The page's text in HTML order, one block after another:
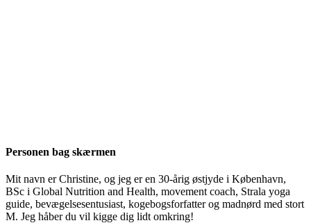
Personen bag skærmen
Mit navn er Christine, og jeg er en 30-årig østjyde i København,
BSc i Global Nutrition and Health, movement coach, Strala yoga
guide, bevægelsesentusiast, kogebogsforfatter og madnørd med stort
M. Jeg håber du vil kigge dig lidt omkring!